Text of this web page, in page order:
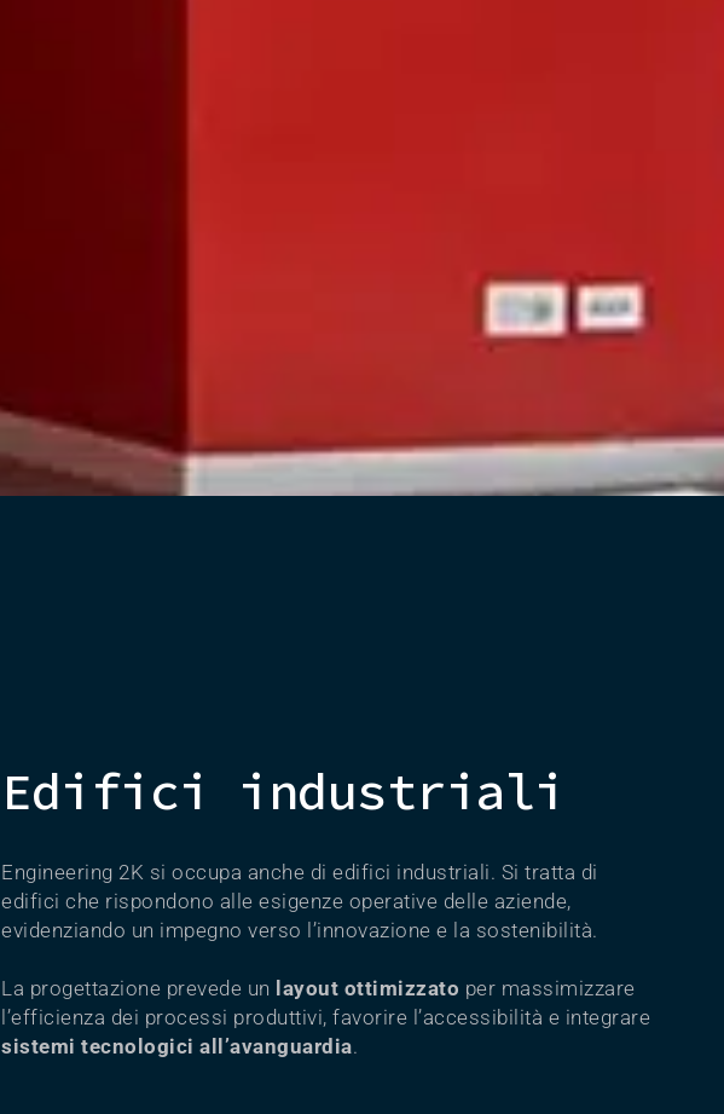
Edifici industriali
Engineering 2K si occupa anche di edifici industriali. Si tratta di
edifici che rispondono alle esigenze operative delle aziende,
evidenziando un impegno verso l’innovazione e la sostenibilità.
La progettazione prevede un layout ottimizzato per massimizzare
l’efficienza dei processi produttivi, favorire l’accessibilità e integrare
sistemi tecnologici all’avanguardia.